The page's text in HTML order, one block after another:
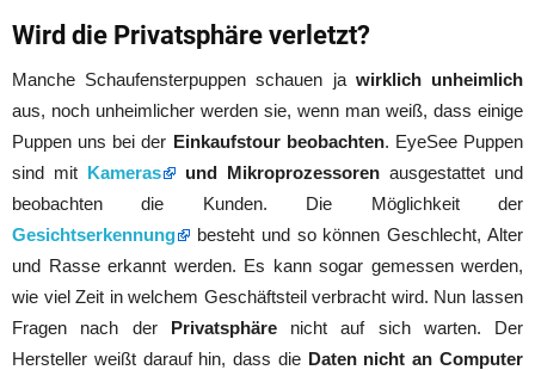
Wird die Privatsphäre verletzt?
Manche Schaufensterpuppen schauen ja wirklich unheimlich
aus, noch unheimlicher werden sie, wenn man weiß, dass einige
Puppen uns bei der Einkaufstour beobachten. EyeSee Puppen
sind mit Kameras und Mikroprozessoren ausgestattet und
beobachten die Kunden. Die Möglichkeit der
Gesichtserkennung
besteht und so können Geschlecht, Alter
und Rasse erkannt werden. Es kann sogar gemessen werden,
wie viel Zeit in welchem Geschäftsteil verbracht wird. Nun lassen
Fragen nach der Privatsphärenicht auf sich warten. Der
Hersteller weißt darauf hin, dass die Daten nicht an Computer